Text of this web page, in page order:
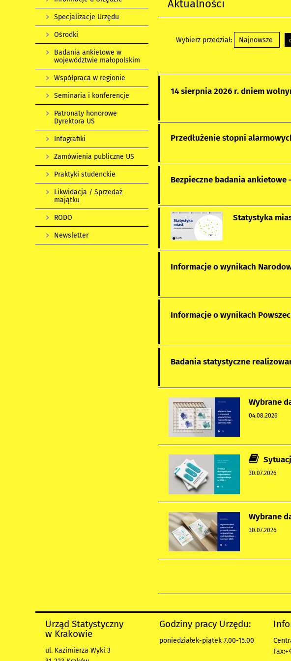
Aktualności
Wybierz przedział: Najnowsze
14 sierpnia 2026 r. dniem
Przedłużenie stopni
Bezpieczne badania
Statystyka
Informacje o wynikach
Informacje o wynikach
Badania statystyczne
Wybrane
04.08.2026
30.07.2026
Wybrane
30.07.2026
Specjalizacje Urzędu
Ośrodki
Badania ankietowe w
województwie małopolskim
Współpraca w regionie
Seminaria i konferencje
Patronaty honorowe
Dyrektora US
Infografiki
Zamówienia publiczne US
Praktyki studenckie
Likwidacja / Sprzedaż
majątku
RODO
Newsletter
Urząd Statystyczny
w Krakowie
ul. Kazimierza Wyki 3
Godziny pracy Urzędu:
poniedziałek-piątek 7.00-15.00